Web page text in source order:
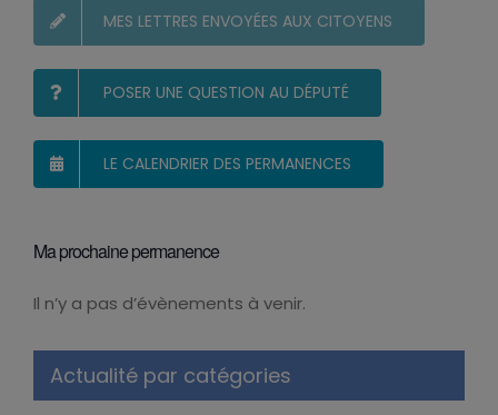
MES LETTRES ENVOYÉES AUX CITOYENS
POSER UNE QUESTION AU DÉPUTÉ
LE CALENDRIER DES PERMANENCES
Actualité par catégories